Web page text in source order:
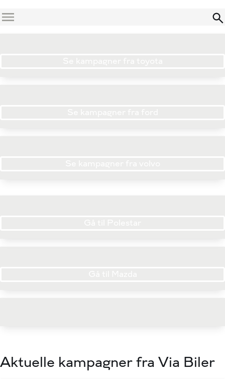
Menu
Aktuelle kampagner fra Via Biler